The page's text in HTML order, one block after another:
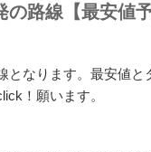
の路線【最安値
となります。最安値と
！願います。